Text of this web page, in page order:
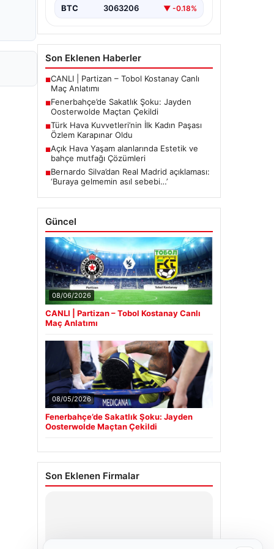
BTC 3063206 ▼ -0.18%
Son Eklenen Haberler
■CANLI | Partizan – Tobol Kostanay Canlı
Maç Anlatımı
■Fenerbahçe’de Sakatlık Şoku: Jayden
Oosterwolde Maçtan Çekildi
■Türk Hava Kuvvetleri’nin İlk Kadın Paşası
Özlem Karapınar Oldu
■Açık Hava Yaşam alanlarında Estetik ve
bahçe mutfağı Çözümleri
■Bernardo Silva’dan Real Madrid açıklaması:
‘Buraya gelmemin asıl sebebi…’
Güncel
08/06/2026
CANLI | Partizan – Tobol Kostanay Canlı
Maç Anlatımı
08/05/2026
Fenerbahçe’de Sakatlık Şoku: Jayden
Oosterwolde Maçtan Çekildi
Son Eklenen Firmalar